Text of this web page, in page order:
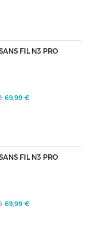
FIL N3 PRO
69,99 €
FIL N3 PRO
69,99 €